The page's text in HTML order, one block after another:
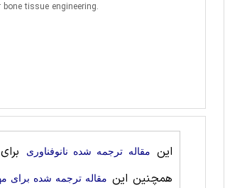
tissue engineering.
این مقاله ترجمه شده نانوفناوری
همچنین این مقاله ترجمه شده برای